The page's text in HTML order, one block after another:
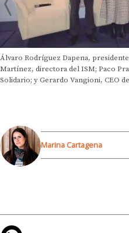
Álvaro Rodríguez Dapena,
Martínez, directora del ISM; Paco
Solidario; y Gerardo Vangioni, CEO
Marina Cartagena